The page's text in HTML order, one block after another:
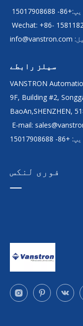
Wechat: +86-
info@vanstron.com
سیلز رابطے
VANSTRON
9F, Building #2,
BaoAn,SHENZHEN,
E-mail:
فوری لنکس